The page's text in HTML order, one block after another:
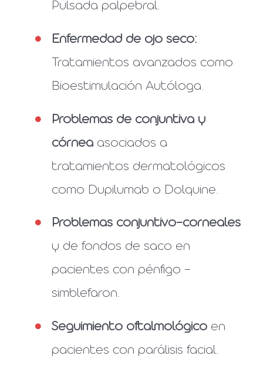
Pulsada palpebral.
Enfermedad de ojo seco:
Tratamientos avanzados como
Bioestimulación Autóloga.
Problemas de conjuntiva y
córneaasociados a
tratamientos dermatológicos
como Dupilumab o Dolquine.
Problemas conjuntivo-corneales
y de fondos de saco en
pacientes con pénfigo –
simblefaron.
Seguimiento oftalmológicoen
pacientes con parálisis facial.